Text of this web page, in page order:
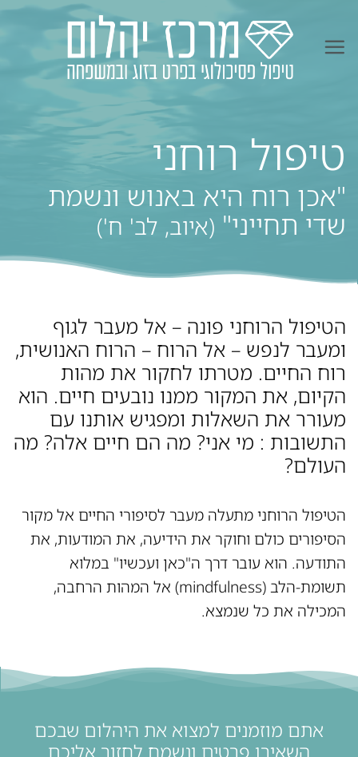
טיפול רוחני
"אכן רוח היא באנוש ונשמת
שדי תחייני" (איוב, לב' ח')
הטיפול הרוחני פונה – אל מעבר לגוף
ומעבר לנפש – אל הרוח – הרוח האנושית,
רוח החיים. מטרתו לחקור את מהות
הקיום, את המקור ממנו נובעים חיים. הוא
מעורר את השאלות ומפגיש אותנו עם
התשובות : מי אני? מה הם חיים אלה? מה
העולם?
הטיפול הרוחני מתעלה מעבר לסיפורי החיים אל מקור
הסיפורים כולם וחוקר את הידיעה, את המודעות, את
התודעה. הוא עובר דרך ה"כאן ועכשיו" במלוא
תשומת-הלב (mindfulness) אל המהות הרחבה,
המכילה את כל שנמצא.
אתם מוזמנים למצוא את היהלום שבכם
השאירו פרטים ונשמח לחזור אליכם